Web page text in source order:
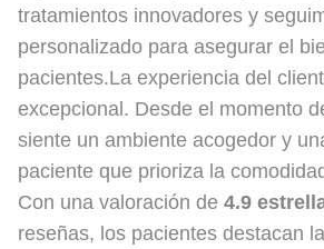
tratamientos innovadores y
personalizado para asegurar el
pacientes.La experiencia del
excepcional. Desde el momento
siente un ambiente acogedor y
paciente que prioriza la
Con una valoración de 4.9
reseñas, los pacientes destacan